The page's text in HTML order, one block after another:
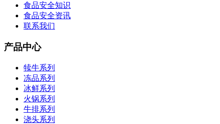
食品安全知识
食品安全资讯
联系我们
产品中心
犊牛系列
冻品系列
冰鲜系列
火锅系列
牛排系列
浇头系列